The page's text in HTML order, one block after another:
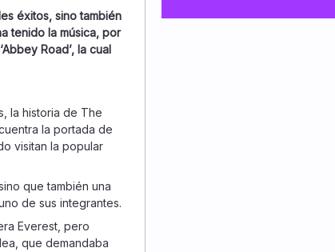
éxitos, sino también
tenido la música, por
Road’, la cual
la historia de The
la portada de
visitan la popular
que también una
de sus integrantes.
Everest, pero
que demandaba